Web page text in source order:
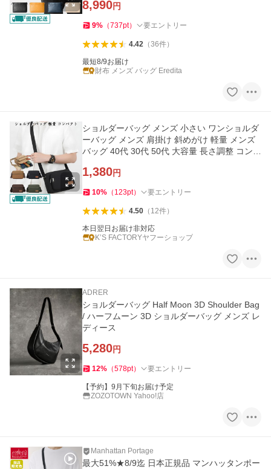
8,990円
9% （737pt） 要エントリー
4.42（36件）
最短8/9お届け
財布 メンズ バッグ Eredita
ショルダーバッグ メンズ 小さい ワンショルダ
ーバッグ メンズ 肩掛け 斜めがけ 軽量 メンズ
バッグ 40代 30代 50代 大容量 長さ調整 コンパ
1,380円
10% （ 123pt） 要エントリー
4.50（ 12件）
本日翌日お届け非対応
K’S FACTORYヤフーショップ
ADRER
ショルダーバッグ Half Moon 3D Shoulder Bag
/ ハーフムーン 3D ショルダーバッグ メンズ レ
ディース
5,280円
12% （578pt） 要エントリー
【予約】9月下旬お届け予定
ZOZOTOWN Yahoo!店
Manhattan Portage
最大51%★8/9迄 日本正規品 マンハッタンポー